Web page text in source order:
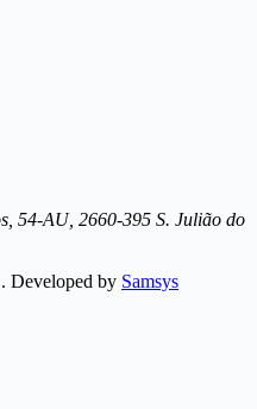
54-AU, 2660-395 S. Julião do
Developed by Samsys